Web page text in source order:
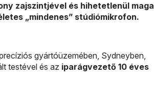
zajszintjével és hihetetlenül
„mindenes” stúdiómikrofon.
gyártóüzemében, Sydneyben,
testével és az iparágvezető 10 éves